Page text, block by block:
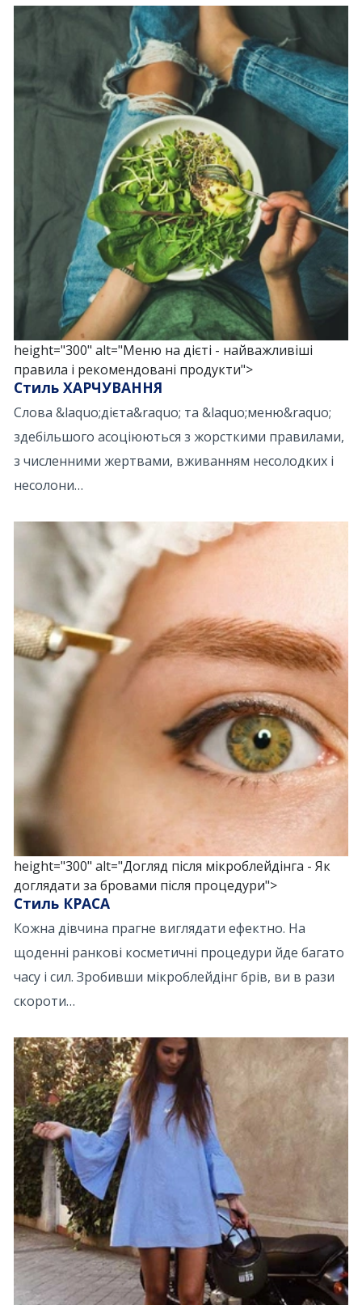
height="300" alt="Меню на дієті - найважливіші
правила і рекомендовані продукти">
Стиль ХАРЧУВАННЯ
Слова &laquo;дієта&raquo; та &laquo;меню&raquo;
здебільшого асоціюються з жорсткими правилами,
з численними жертвами, вживанням несолодких і
несолони…
height="300" alt="Догляд після мікроблейдінга - Як
доглядати за бровами після процедури">
Стиль КРАСА
Кожна дівчина прагне виглядати ефектно. На
щоденні ранкові косметичні процедури йде багато
часу і сил. Зробивши мікроблейдінг брів, ви в рази
скороти…